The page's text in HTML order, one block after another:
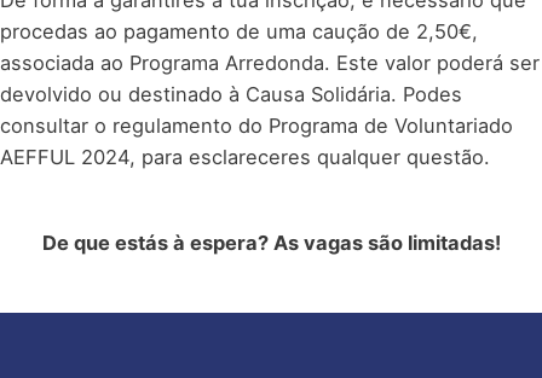
procedas ao pagamento de uma caução de 2,50€,
associada ao Programa Arredonda. Este valor poderá ser
devolvido ou destinado à Causa Solidária. Podes
consultar o regulamento do Programa de Voluntariado
AEFFUL 2024, para esclareceres qualquer questão.
De que estás à espera? As vagas são limitadas!